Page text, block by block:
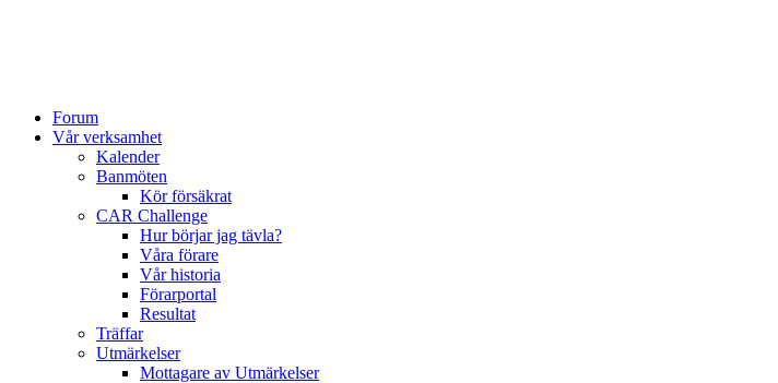
Forum
Vår verksamhet
Kalender
Banmöten
Kör försäkrat
CAR Challenge
Hur börjar jag tävla?
Våra förare
Vår historia
Förarportal
Resultat
Träffar
Utmärkelser
Mottagare av Utmärkelser